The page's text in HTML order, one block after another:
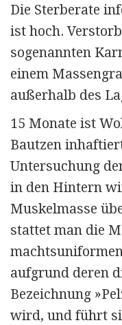
Die Sterberate
ist hoch.
sogenannten
einem
außerhalb des
15 Monate ist
Bautzen
Untersuchung
in den Hintern
Muskelmasse
stattet man die
aufgrund deren
Bezeichnung
wird, und führt